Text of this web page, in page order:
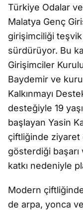
Türkiye Odalar
Malatya Genç
girişimciliği teşvik
sürdürüyor. Bu
Girişimciler
Baydemir ve
Kalkınmayı
desteğiyle 19
başlayan Yasin
çiftliğinde ziyaret
gösterdiği başarı
katkı nedeniyle
Modern
de arpa, yonca